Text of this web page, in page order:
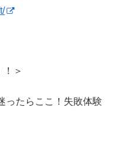
＞
たらここ！失敗体験